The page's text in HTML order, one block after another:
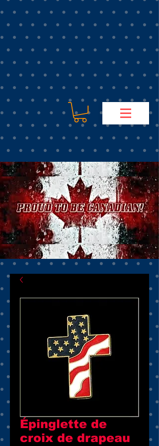
Épinglette de
croix de drapeau